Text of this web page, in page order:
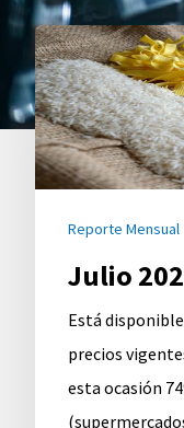
Julio
2026
Reporte Mensual
Julio
Está
precios
esta ocasión